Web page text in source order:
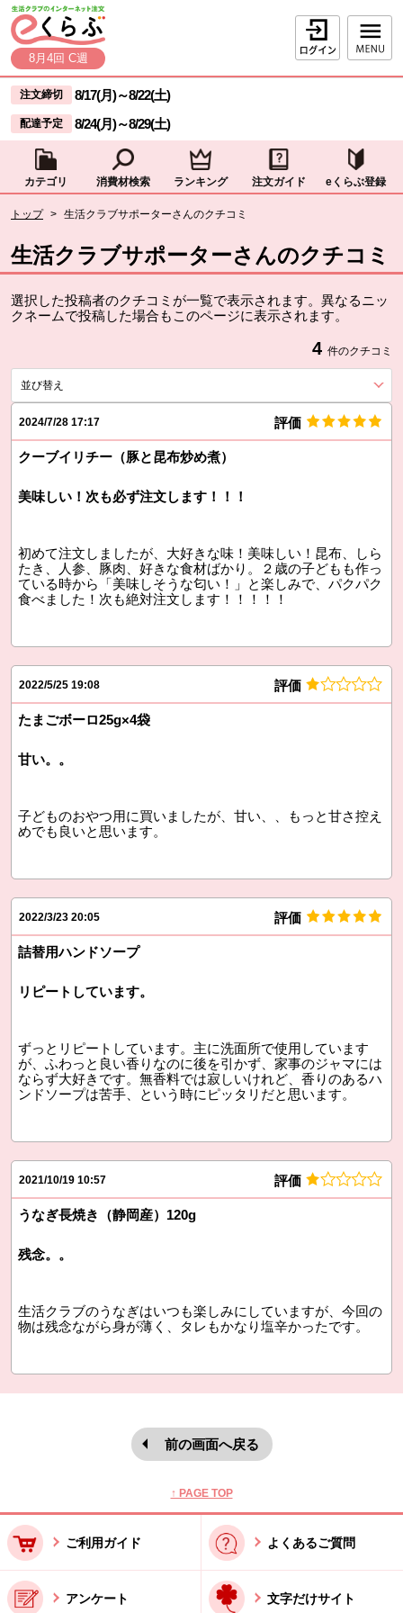
ページの先頭です。
本文へジャンプする。
8月4回 C週
ログイン
ここからサイト内共通メニューです。
サイト内共通メニューをスキップする
注文締切 8/17(月)～8/22(土)
配達予定 8/24(月)～8/29(土)
カテゴリ 消費材検索 ランキング 注文ガイド eくらぶ登録
トップ > 生活クラブサポーターさんのクチコミ
生活クラブサポーターさんのクチコミ
選択した投稿者のクチコミが一覧で表示されます。異なるニッ
クネームで投稿した場合もこのページに表示されます。
4 件のクチコミ
並び替え
2024/7/28 17:17 評価
クーブイリチー（豚と昆布炒め煮）
美味しい！次も必ず注文します！！！
初めて注文しましたが、大好きな味！美味しい！昆布、しら
たき、人参、豚肉、好きな食材ばかり。２歳の子どもも作っ
ている時から「美味しそうな匂い！」と楽しみで、パクパク
食べました！次も絶対注文します！！！！！
2022/5/25 19:08 評価
たまごボーロ25g×4袋
甘い。。
子どものおやつ用に買いましたが、甘い、、もっと甘さ控え
めでも良いと思います。
2022/3/23 20:05 評価
詰替用ハンドソープ
リピートしています。
ずっとリピートしています。主に洗面所で使用しています
が、ふわっと良い香りなのに後を引かず、家事のジャマには
ならず大好きです。無香料では寂しいけれど、香りのあるハ
ンドソープは苦手、という時にピッタリだと思います。
2021/10/19 10:57 評価
うなぎ長焼き（静岡産）120g
残念。。
生活クラブのうなぎはいつも楽しみにしていますが、今回の
物は残念ながら身が薄く、タレもかなり塩辛かったです。
前の画面へ戻る
↑ PAGE TOP
ご利用ガイド よくあるご質問
アンケート 文字だけサイト